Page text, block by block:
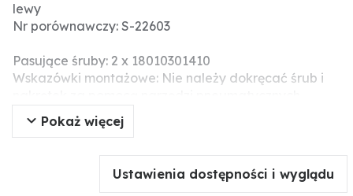
lewy
Nr porównawczy: S-22603
Pasujące śruby: 2 x 18010301410
Wskazówki montażowe: Nie należy dokręcać śrub i
ponieważ może to prowadzić do uszkodzenia części
robocze (pęknięcia naprężeniowe).
Pokaż więcej
Ustawienia dostępności i wyglądu